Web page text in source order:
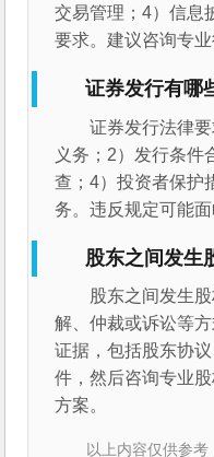
交易管理；4）信息
要求。建议咨询专业
证券发行有哪
证券发行法律
义务；2）发行条件
查；4）投资者保护
务。违反规定可能
股东之间发生
股东之间发生
解、仲裁或诉讼等
证据，包括股东协
件，然后咨询专业
方案。
以上内容仅供参